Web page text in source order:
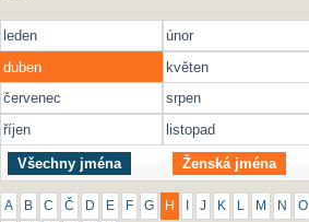
leden únor
duben
květen
červenec
srpen
říjen
listopad
Všechny jména Ženská jména
A B C Č D E F G H J K M N O